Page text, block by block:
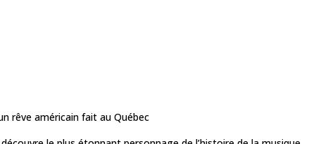
rêve américain fait au Québec